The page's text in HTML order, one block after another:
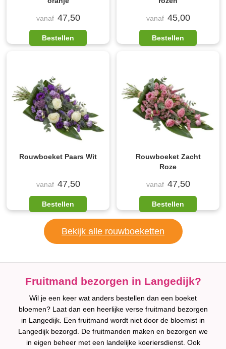
vanaf 47,50
Bestellen
vanaf 45,00
Bestellen
Rouwboeket Paars Wit
vanaf 47,50
Bestellen
Rouwboeket Zacht
Roze
vanaf 47,50
Bestellen
Bekijk alle rouwboeketten
Fruitmand bezorgen in Langedijk?
Wil je een keer wat anders bestellen dan een boeket
bloemen? Laat dan een heerlijke verse fruitmand bezorgen
in Langedijk. Een fruitmand wordt niet door de bloemist in
Langedijk bezorgd. De fruitmanden maken en bezorgen we
in eigen beheer met een landelijke koeriersdienst. Ook